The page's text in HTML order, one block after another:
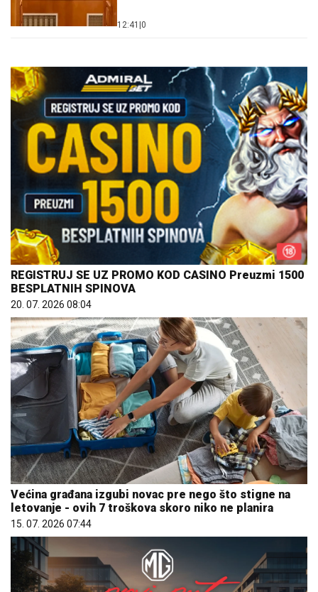
12:41 0
REGISTRUJ SE UZ PROMO KOD CASINO Preuzmi 1500
BESPLATNIH SPINOVA
20. 07. 2026 08:04
Većina građana izgubi novac pre nego što stigne na
letovanje - ovih 7 troškova skoro niko ne planira
15. 07. 2026 07:44